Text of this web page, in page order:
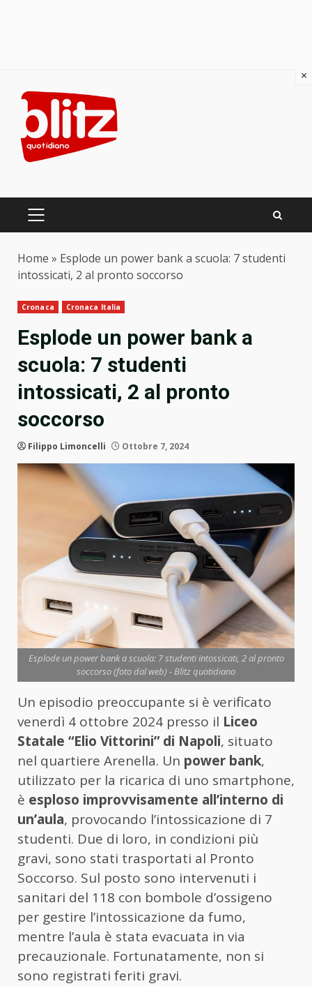
content
PRIMARY
Home » Esplode un power bank a scuola: 7 studenti
intossicati, 2 al pronto soccorso
Cronaca Cronaca Italia
Esplode un power bank a
scuola: 7 studenti
intossicati, 2 al pronto
soccorso
Filippo Limoncelli Ottobre 7, 2024
Esplode un power bank a scuola: 7 studenti intossicati, 2 al pronto
soccorso (foto dal web) - Blitz quotidiano
Un episodio preoccupante si è verificato
venerdì 4 ottobre 2024 presso il Liceo
Statale “Elio Vittorini” di Napoli, situato
nel quartiere Arenella. Un power bank,
utilizzato per la ricarica di uno smartphone,
è esploso improvvisamente all’interno di
un’aula, provocando l’intossicazione di 7
studenti. Due di loro, in condizioni più
gravi, sono stati trasportati al Pronto
Soccorso. Sul posto sono intervenuti i
sanitari del 118 con bombole d’ossigeno
per gestire l’intossicazione da fumo,
mentre l’aula è stata evacuata in via
precauzionale. Fortunatamente, non si
sono registrati feriti gravi.
×